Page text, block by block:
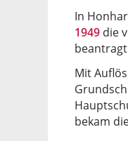
In
1949 die
Mit
bekam